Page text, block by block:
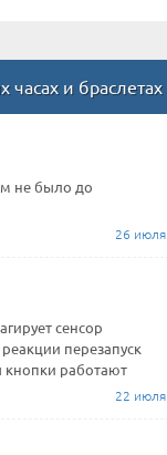
и браслетах
не было до
26 июля
сенсор
перезапуск
кнопки работают
22 июля